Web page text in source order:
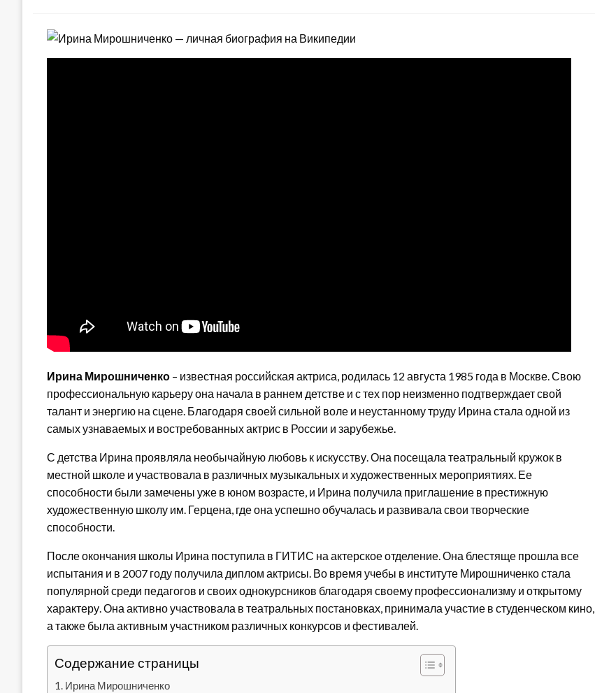
Ирина Мирошниченко – известная российская актриса, родилась 12 августа 1985 года в Москве. Свою
профессиональную карьеру она начала в раннем детстве и с тех пор неизменно подтверждает свой
талант и энергию на сцене. Благодаря своей сильной воле и неустанному труду Ирина стала одной из
самых узнаваемых и востребованных актрис в России и зарубежье.
С детства Ирина проявляла необычайную любовь к искусству. Она посещала театральный кружок в
местной школе и участвовала в различных музыкальных и художественных мероприятиях. Ее
способности были замечены уже в юном возрасте, и Ирина получила приглашение в престижную
художественную школу им. Герцена, где она успешно обучалась и развивала свои творческие
способности.
После окончания школы Ирина поступила в ГИТИС на актерское отделение. Она блестяще прошла все
испытания и в 2007 году получила диплом актрисы. Во время учебы в институте Мирошниченко стала
популярной среди педагогов и своих однокурсников благодаря своему профессионализму и открытому
характеру. Она активно участвовала в театральных постановках, принимала участие в студенческом кино,
а также была активным участником различных конкурсов и фестивалей.
Содержание страницы
Ирина Мирошниченко